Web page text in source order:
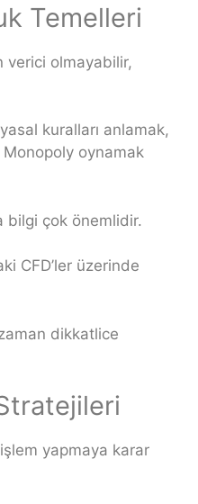
Temelleri
verici olmayabilir,
kuralları anlamak,
oynamak
bilgi çok önemlidir.
CFD’ler üzerinde
dikkatlice
yapmaya karar